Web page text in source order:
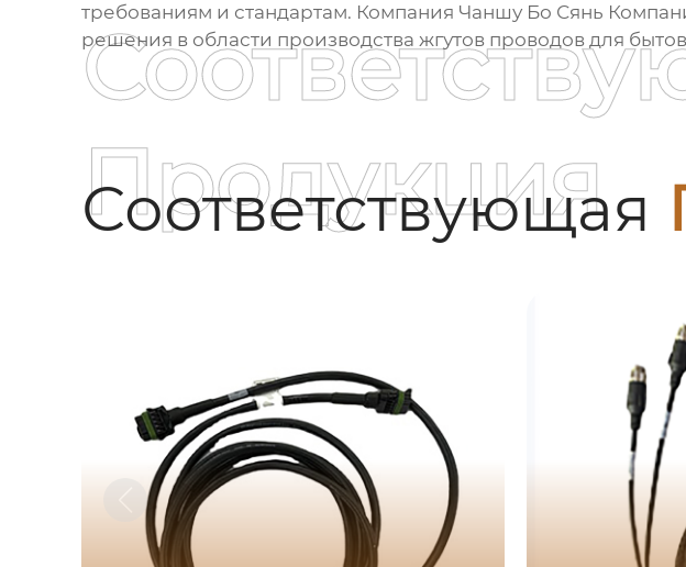
требованиям и стандартам. Компания Чаншу Бо Сянь
решения в области производства жгутов проводов для
Соответствующая
Продукция